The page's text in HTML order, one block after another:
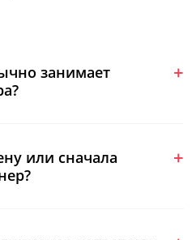
занимает
или сначала